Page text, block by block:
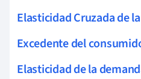
Elasticidad Cruzada de
Excedente del
Elasticidad de la